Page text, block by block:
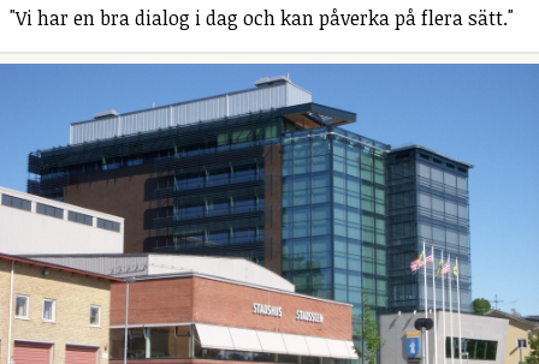
"Vi har en bra dialog i dag och kan påverka på flera sätt."